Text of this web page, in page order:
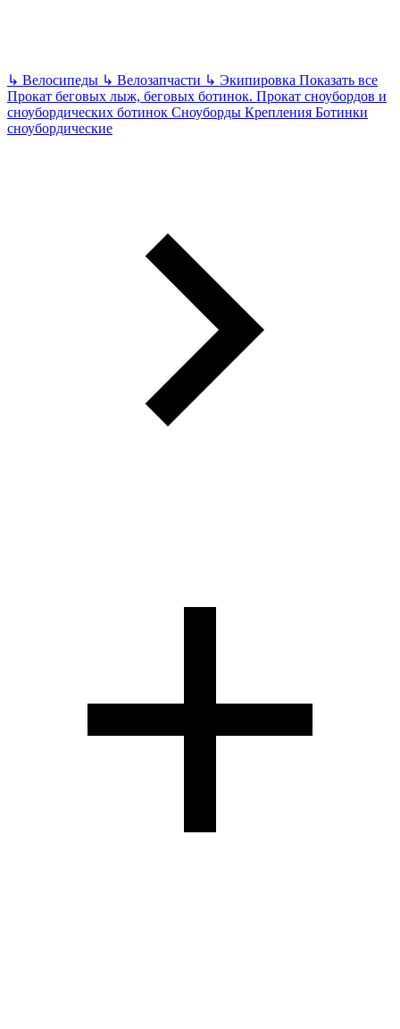
↳ Велосипеды ↳ Велозапчасти ↳ Экипировка Показать все
Прокат беговых лыж, беговых ботинок. Прокат сноубордов и
сноубордических ботинок Сноуборды Крепления Ботинки
сноубордические